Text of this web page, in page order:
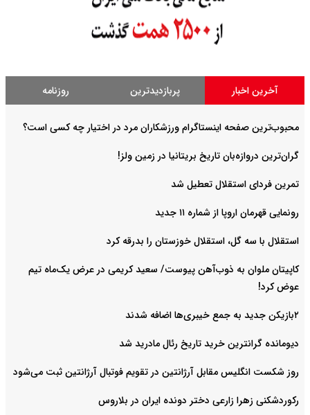
آخرین اخبار پربازدیدترین روزنامه
محبوب‌ترین صفحه اینستاگرام ورزشکاران مرد در اختیار چه کسی است؟
گران‌ترین دروازه‌بان تاریخ بریتانیا در زمین ولز!
تمرین فردای استقلال تعطیل شد
رونمایی قهرمان اروپا از شماره ۱۱ جدید
استقلال با سه گل، استقلال خوزستان را بدرقه کرد
کاپیتان ملوان به ذوب‌آهن پیوست/ سعید کریمی در عرض یک‌ماه تیم
عوض کرد!
۲بازیکن جدید به جمع خیبری‌ها اضافه شدند
دیومانده گرانترین خرید تاریخ رئال مادرید شد
روز شکست انگلیس مقابل آرژانتین در تقویم فوتبال آرژانتین ثبت می‌شود
رکوردشکنی زهرا زارعی دختر دونده ایران در بلاروس